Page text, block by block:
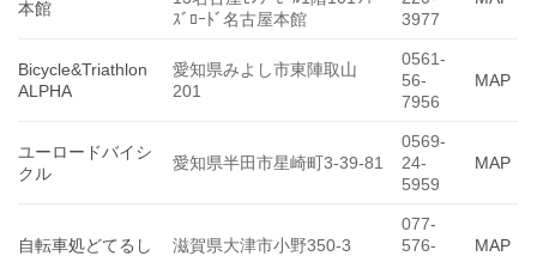
本館
ｽﾞﾛｰﾄﾞ名古屋本館
3977
Bicycle&Triathlon
ALPHA
愛知県みよし市東陣取山
201
0561-
56-
7956
MAP
ユーロードバイシ
クル
愛知県半田市星崎町3-39-81
0569-
24-
5959
MAP
自転車処どてるし 滋賀県大津市小野350-3
077-
576-
MAP